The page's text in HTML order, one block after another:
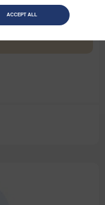
you make while using our website. For
or to remember your login information,
cookies and similar technologies allow us
ACCEPT ALL